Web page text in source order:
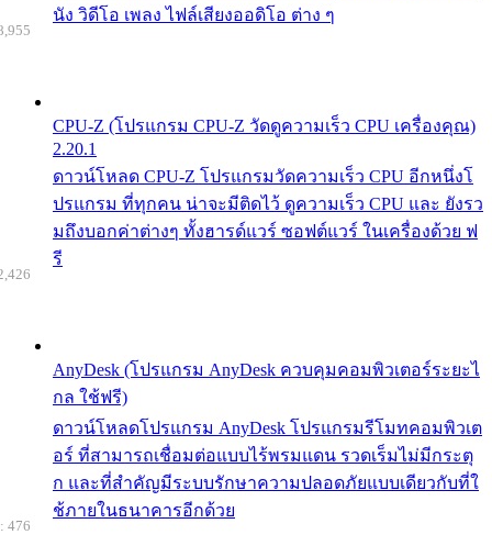
นัง วิดีโอ เพลง ไฟล์เสียงออดิโอ ต่าง ๆ
CPU-Z (โปรแกรม CPU-Z วัดดูความเร็ว CPU เครื่องคุณ)
2.20.1
ดาวน์โหลด CPU-Z โปรแกรมวัดความเร็ว CPU อีกหนึ่งโ
ปรแกรม ที่ทุกคน น่าจะมีติดไว้ ดูความเร็ว CPU และ ยังรว
มถึงบอกค่าต่างๆ ทั้งฮารด์แวร์ ซอฟต์แวร์ ในเครื่องด้วย ฟ
รี
AnyDesk (โปรแกรม AnyDesk ควบคุมคอมพิวเตอร์ระยะไ
กล ใช้ฟรี)
ดาวน์โหลดโปรแกรม AnyDesk โปรแกรมรีโมทคอมพิวเต
อร์ ที่สามารถเชื่อมต่อแบบไร้พรมแดน รวดเร็มไม่มีกระตุ
ก และที่สำคัญมีระบบรักษาความปลอดภัยแบบเดียวกับที่ใ
ช้ภายในธนาคารอีกด้วย
476